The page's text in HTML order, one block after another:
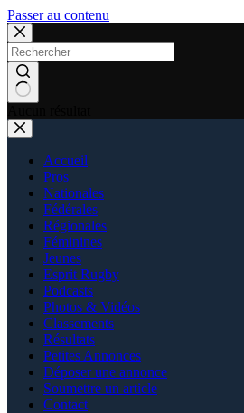
Passer au contenu
Accueil
Pros
Nationales
Fédérales
Régionales
Féminines
Jeunes
Esprit Rugby
Podcasts
Photos & Vidéos
Classements
Résultats
Petites Annonces
Déposer une annonce
Soumettre un article
Contact